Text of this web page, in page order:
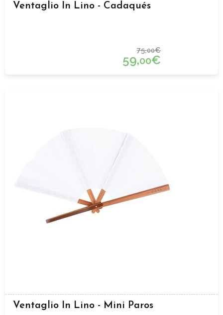
Ventaglio In Lino - Cadaqués
75,00€
59,00€
Ventaglio In Lino - Mini Paros